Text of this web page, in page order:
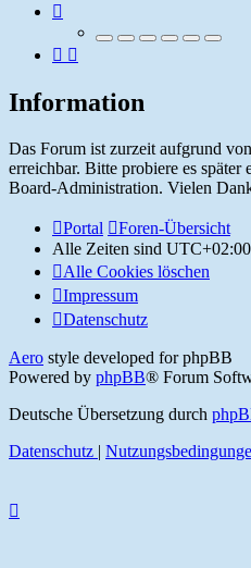
Information
Das Forum ist zurzeit aufgrund
erreichbar. Bitte probiere es
Board-Administration. Vielen
Portal
Foren-Übersicht
Alle Zeiten sind UTC+02:00
Alle Cookies löschen
Impressum
Datenschutz
Aero style developed for phpBB
Powered by phpBB® Forum
Deutsche Übersetzung durch
Datenschutz |